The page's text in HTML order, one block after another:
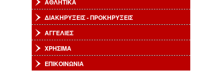
ΑΘΛΗΤΙΚΑ
ΔΙΑΚΗΡΥΞΕΙΣ - ΠΡΟΚΗΡΥΞΕΙΣ
ΑΓΓΕΛΙΕΣ
ΧΡΗΣΙΜΑ
ΕΠΙΚΟΙΝΩΝΙΑ